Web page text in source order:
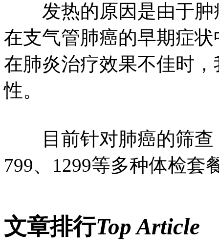
发热的原因是由于肿
在支气管肺癌的早期症
在肺炎治疗效果不佳时
性。
目前针对肺癌的筛查
799、1299等多种体检套
文章排行Top Article